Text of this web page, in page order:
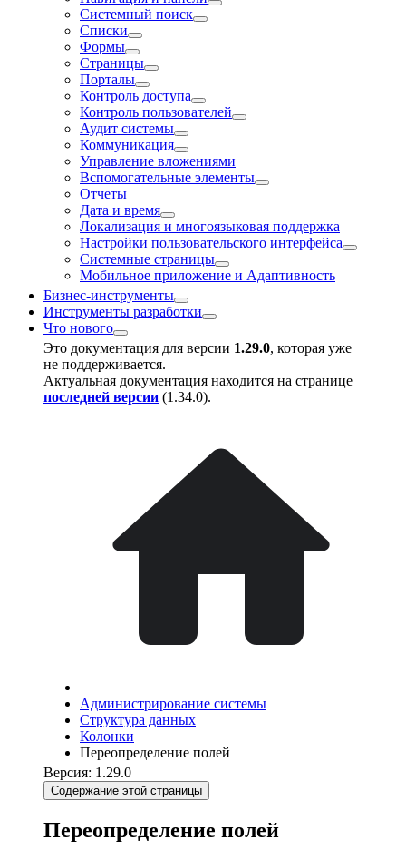
Системный поиск
Списки
Формы
Страницы
Порталы
Контроль доступа
Контроль пользователей
Аудит системы
Коммуникация
Управление вложениями
Вспомогательные элементы
Отчеты
Дата и время
Локализация и многоязыковая поддержка
Настройки пользовательского интерфейса
Системные страницы
Мобильное приложение и Адаптивность
Бизнес-инструменты
Инструменты разработки
Что нового
Это документация для версии 1.29.0, которая уже
не поддерживается.
Актуальная документация находится на странице
последней версии (1.34.0).
Администрирование системы
Структура данных
Колонки
Переопределение полей
Версия: 1.29.0
Содержание этой страницы
Переопределение полей